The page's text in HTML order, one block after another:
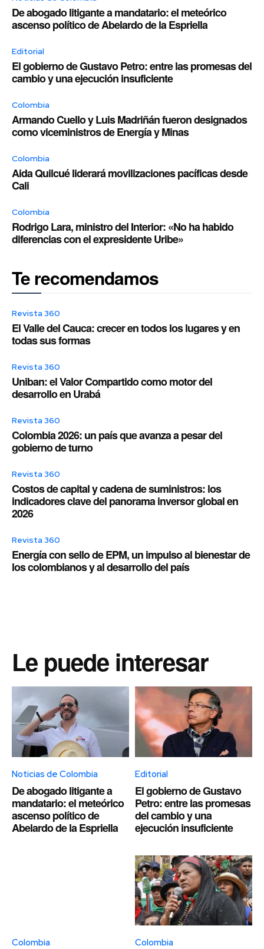
De abogado litigante a mandatario: el meteórico
ascenso político de Abelardo de la Espriella
Editorial
El gobierno de Gustavo Petro: entre las promesas del
cambio y una ejecución insuficiente
Colombia
Armando Cuello y Luis Madriñán fueron designados
como viceministros de Energía y Minas
Colombia
Aida Quilcué liderará movilizaciones pacíficas desde
Cali
Colombia
Rodrigo Lara, ministro del Interior: «No ha habido
diferencias con el expresidente Uribe»
Te recomendamos
Revista 360
El Valle del Cauca: crecer en todos los lugares y en
todas sus formas
Revista 360
Uniban: el Valor Compartido como motor del
desarrollo en Urabá
Revista 360
Colombia 2026: un país que avanza a pesar del
gobierno de turno
Revista 360
Costos de capital y cadena de suministros: los
indicadores clave del panorama inversor global en
2026
Revista 360
Energía con sello de EPM, un impulso al bienestar de
los colombianos y al desarrollo del país
Le puede interesar
Noticias de Colombia
De abogado litigante a
mandatario: el meteórico
ascenso político de
Abelardo de la Espriella
Editorial
El gobierno de Gustavo
Petro: entre las promesas
del cambio y una
ejecución insuficiente
Colombia Colombia